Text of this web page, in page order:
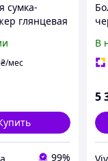
сумка-
глянцевая
на
Grande
₴/мес
99%
В
5